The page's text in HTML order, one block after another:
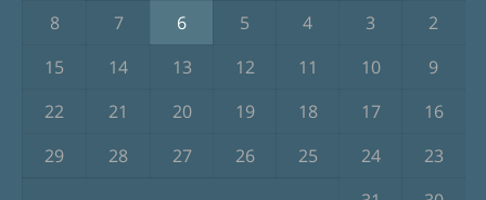
2
3
4
5
6
7
8
9
10
11
12
13
14
15
16
17
18
19
20
21
22
23
24
25
26
27
28
29